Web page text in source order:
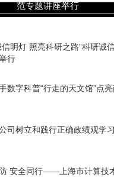
范专题讲座举行
信明灯 照亮科研之路”科研诚
行
数字科普“行走的天文馆”点
司树立和践行正确政绩观学
安全同行——上海市计算技